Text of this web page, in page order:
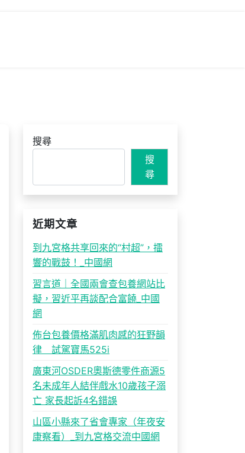
搜尋
搜
尋
近期文章
到九宮格共享回來的“村超”，擂
響的戰鼓！_中國網
習言道｜全國兩會查包養網站比
擬，習近平再談配合富饒_中國
網
佈台包養價格滿肌肉感的狂野韻
律 試駕寶馬525i
廣東河OSDER奧斯德零件商源5
名未成年人結伴戲水10歲孩子溺
亡 家長起訴4名錯誤
山區小縣來了省會專家（年夜安
康察看）_到九宮格交流中國網